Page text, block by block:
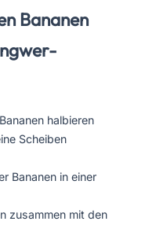
Bananen
halbieren
Scheiben
Bananen in einer
zusammen mit den